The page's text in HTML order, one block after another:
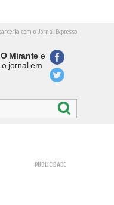
com o Jornal Expresso
O Mirantee
jornal em